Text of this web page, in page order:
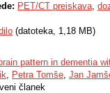
PET/CT preiskava,
(datoteka, 1,18 MB)
pattern in dementia
, Petra Tomše, Jan
članek